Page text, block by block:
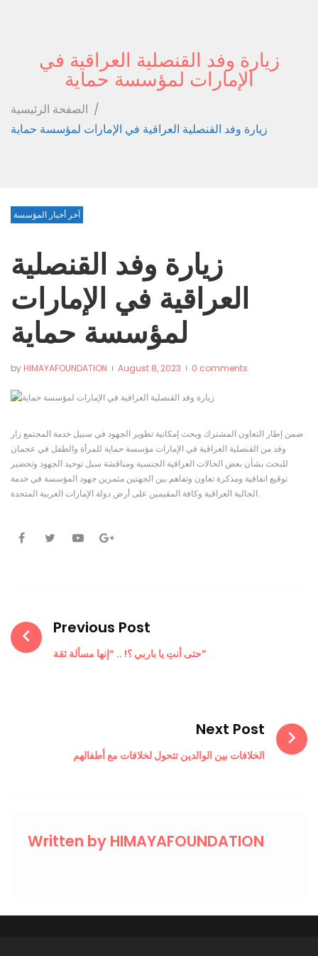
زيارة وفد القنصلية العراقية في
الإمارات لمؤسسة حماية
الصفحة الرئيسية /
زيارة وفد القنصلية العراقية في الإمارات لمؤسسة حماية
آخر أخبار المؤسسة
زيارة وفد القنصلية
العراقية في الإمارات
لمؤسسة حماية
by HIMAYAFOUNDATION August 8, 2023 0 comments
ضمن إطار التعاون المشترك وبحث إمكانية تطوير الجهود في سبيل خدمة المجتمع زار
وفد من القنصلية العراقية في الإمارات مؤسسة حماية للمرأة والطفل في عجمان
للبحث بشأن بعض الحالات العراقية الجنسية ومناقشة سبل توحيد الجهود وتحضير
توقيع اتفاقية ومذكرة تعاون وتفاهم بين الجهتين مثمرين جهود المؤسسة في خدمة
الجالية العراقية وكافة المقيمين على أرض دولة الإمارات العربية المتحدة.
Facebook
TwitterYoutubeGoogle+
Previous Post
حتى أنتِ يا باربي ؟! .. “إنها مسألة ثقة”
Next Post
الخلافات بين الوالدين تتحول لخلافات مع أطفالهم
Written by HIMAYAFOUNDATION